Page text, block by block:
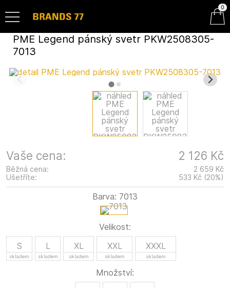
PME Legend pánský svetr PKW2508305-
7013
Vaše cena: 2 126 Kč
Běžná cena:
2 659 Kč
Ušetříte:
533 Kč (20%)
Barva: 7013
Velikost:
S
skladem
L
skladem
XL
skladem
XXL
skladem
XXXL
skladem
Množství:
0